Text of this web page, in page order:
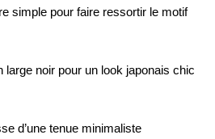
simple pour faire ressortir le motif
large noir pour un look japonais chic
d’une tenue minimaliste